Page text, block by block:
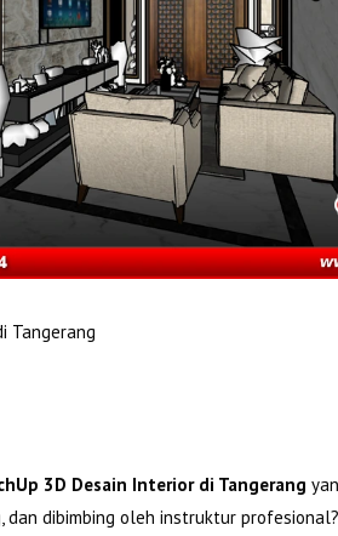
Tangerang
3D Desain Interior di Tangerang
dibimbing oleh instruktur profesional?